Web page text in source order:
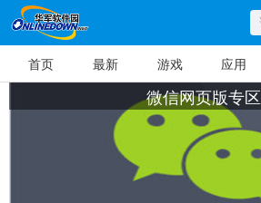
首页 最新 游戏 应用
微信网页版专区